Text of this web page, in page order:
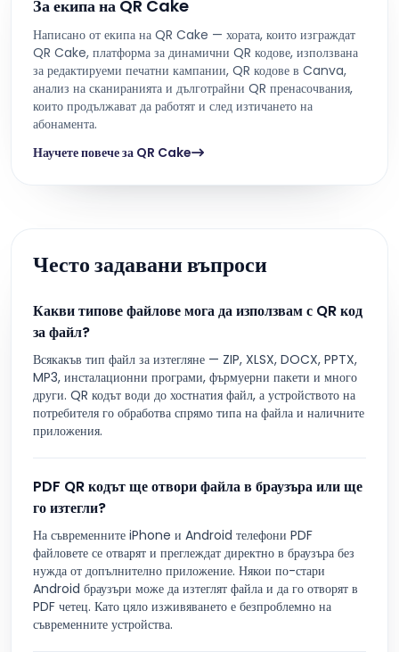
За екипа на QR Cake
Написано от екипа на QR Cake — хората, които изграждат
QR Cake, платформа за динамични QR кодове, използвана
за редактируеми печатни кампании, QR кодове в Canva,
анализ на сканиранията и дълготрайни QR пренасочвания,
които продължават да работят и след изтичането на
абонамента.
Научете повече за QR Cake
Често задавани въпроси
Какви типове файлове мога да използвам с QR код
за файл?
Всякакъв тип файл за изтегляне — ZIP, XLSX, DOCX, PPTX,
MP3, инсталационни програми, фърмуерни пакети и много
други. QR кодът води до хостнатия файл, а устройството на
потребителя го обработва спрямо типа на файла и наличните
приложения.
PDF QR кодът ще отвори файла в браузъра или ще
го изтегли?
На съвременните iPhone и Android телефони PDF
файловете се отварят и преглеждат директно в браузъра без
нужда от допълнително приложение. Някои по-стари
Android браузъри може да изтеглят файла и да го отворят в
PDF четец. Като цяло изживяването е безпроблемно на
съвременните устройства.